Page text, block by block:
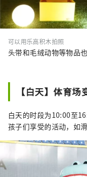
可以用乐高积木拍照
头带和毛绒动物等物品
【白天】体育场
白天的时段为10:00至
孩子们享受的活动，如